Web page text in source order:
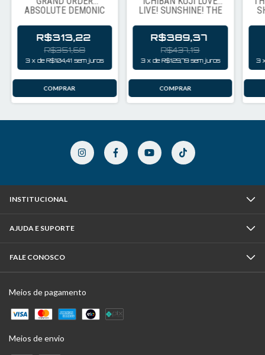
ABSOLUTE DEMONIC
GILGAMESH (007)
R$313,22
R$351,68
3 xdeR$104,41 sem juros
LIVE! SUNSHINE! THE
OVER THE RAINBOW -
RIKO SAKURAUCHI
(78921)
R$389,37
R$437,19
3 xdeR$129,79 sem juros 3
INSTITUCIONAL
AJUDA E SUPORTE
FALE CONOSCO
Meios de pagamento
Meios de envio